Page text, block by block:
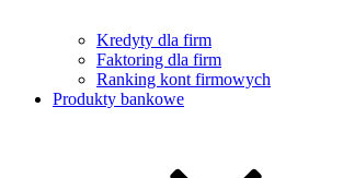
Kredyty dla firm
Faktoring dla firm
Ranking kont firmowych
Produkty bankowe